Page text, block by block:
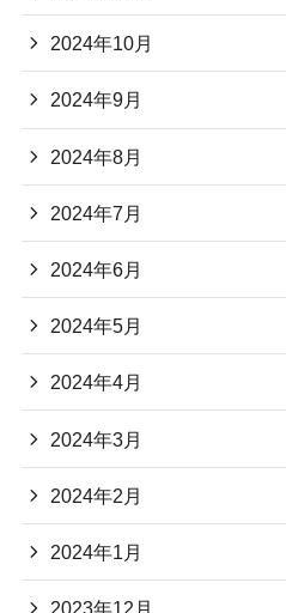
2024年10月
2024年9月
2024年8月
2024年7月
2024年6月
2024年5月
2024年4月
2024年3月
2024年2月
2024年1月
2023年12月